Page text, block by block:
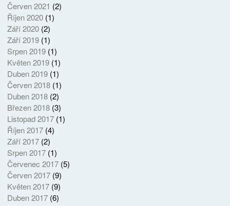
Červen 2021 (2)
Říjen 2020(1)
Září 2020(2)
Září 2019(1)
Srpen 2019(1)
Květen 2019(1)
Duben 2019(1)
Červen 2018(1)
Duben 2018(2)
Březen 2018(3)
Listopad 2017(1)
Říjen 2017(4)
Září 2017(2)
Srpen 2017(1)
Červenec 2017(5)
Červen 2017(9)
Květen 2017(9)
Duben 2017(6)